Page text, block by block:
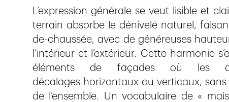
L’expression générale se veut lisible et
terrain absorbe le dénivelé naturel,
de­-chaussée, avec de généreuses
l’intérieur et l’extérieur. Cette harmonie
éléments de façades où les
décalages horizontaux ou verticaux,
de l’ensemble. Un vocabulaire de «